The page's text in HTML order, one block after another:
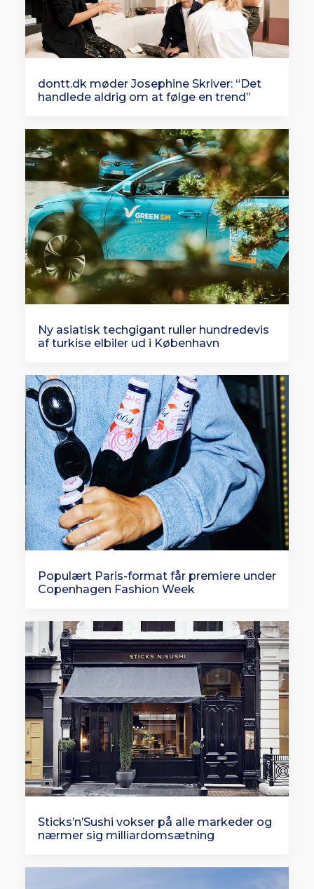
dontt.dk møder Josephine Skriver: “Det
handlede aldrig om at følge en trend”
Ny asiatisk techgigant ruller hundredevis
af turkise elbiler ud i København
Populært Paris-format får premiere under
Copenhagen Fashion Week
Sticks’n’Sushi vokser på alle markeder og
nærmer sig milliardomsætning